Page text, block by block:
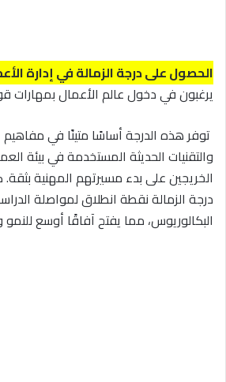
الحصول على درجة الزمالة في إدارة
يرغبون في دخول عالم الأعمال
توفر هذه الدرجة أساسًا متينًا في مفاهيم
والتقنيات الحديثة المستخدمة في بيئة
الخريجين على بدء مسيرتهم المهنية
درجة الزمالة نقطة انطلاق لمواصلة
البكالوريوس، مما يفتح آفاقًا أوسع